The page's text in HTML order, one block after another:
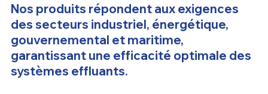
infrastructures, améliorent la sécurité des installations et contribuent à
la continuité des opérations.
Nos produits répondent aux exigences
des secteurs industriel, énergétique,
gouvernemental et maritime,
garantissant une efficacité optimale des
systèmes effluants.